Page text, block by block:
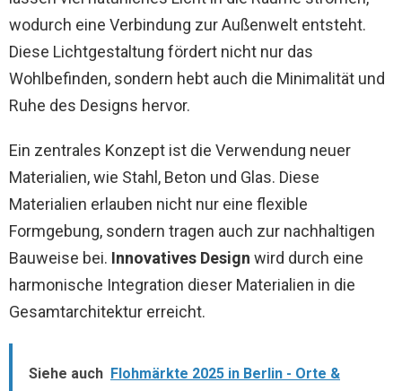
wodurch eine Verbindung zur Außenwelt entsteht.
Diese Lichtgestaltung fördert nicht nur das
Wohlbefinden, sondern hebt auch die Minimalität und
Ruhe des Designs hervor.
Ein zentrales Konzept ist die Verwendung neuer
Materialien, wie Stahl, Beton und Glas. Diese
Materialien erlauben nicht nur eine flexible
Formgebung, sondern tragen auch zur nachhaltigen
Bauweise bei. Innovatives Design wird durch eine
harmonische Integration dieser Materialien in die
Gesamtarchitektur erreicht.
Siehe auch Flohmärkte 2025 in Berlin - Orte &